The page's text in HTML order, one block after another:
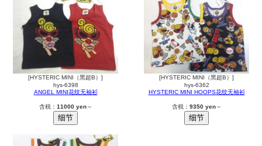
[HYSTERIC MINI（黑超B）]
hys-6398
ANGEL MINI花纹无袖衫
含税： 11000 yen～
[HYSTERIC MINI（黑超B）]
hys-6362
HYSTERIC MINI HOOPS花纹无袖衫
含税： 9350 yen～